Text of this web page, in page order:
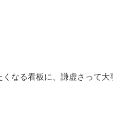
なる看板に、謙虚さって大